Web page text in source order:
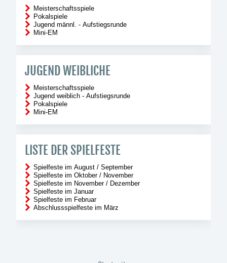
Meisterschaftsspiele
Pokalspiele
Jugend männl. - Aufstiegsrunde
Mini-EM
JUGEND WEIBLICHE
Meisterschaftsspiele
Jugend weiblich - Aufstiegsrunde
Pokalspiele
Mini-EM
LISTE DER SPIELFESTE
Spielfeste im August / September
Spielfeste im Oktober / November
Spielfeste im November / Dezember
Spielfeste im Januar
Spielfeste im Februar
Abschlussspielfeste im März